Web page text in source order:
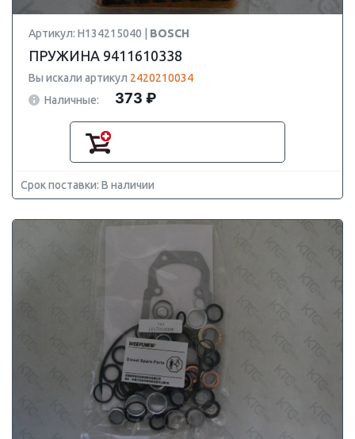
Артикул: H134215040 | BOSCH
ПРУЖИНА 9411610338
Вы искали артикул 2420210034
Наличные:
373 ₽
Срок поставки: В наличии